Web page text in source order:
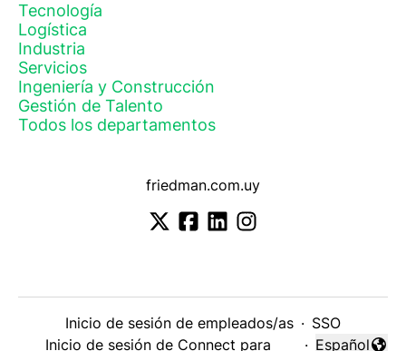
Tecnología
Logística
Industria
Servicios
Ingeniería y Construcción
Gestión de Talento
Todos los departamentos
friedman.com.uy
Inicio de sesión de empleados/as · SSO
Inicio de sesión de Connect para
· Español